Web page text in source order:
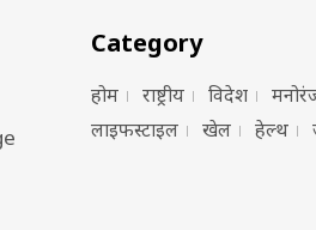
Category
होम राष्ट्रीय विदेश
लाइफस्टाइल
खेल हेल्थ